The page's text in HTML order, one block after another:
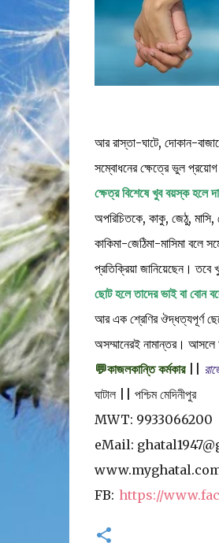
আর রাস্তা-ঘাটে, দোকান-
সম্বোধনের ক্ষেত্রে ভুল
ক্ষেত্র বিশেষে খুব বয়স্ক হলে
অপরিচিতকে, কাকু, জেঠু,
কাকিমা-জেঠিমা-মাসিমা
প্রতিক্রিয়া জানিয়েছেন।
ছোট হলে তাদের ভাই বা বোন
আর এক শ্রেণির ঔদ্ধত্যপূর্ণ
অসম্মানেরই নামান্তর। আসলে
💬কাজলকান্তি কর্মকার||
ঘাটাল || পশ্চিম মেদিনীপুর
MWT: 9933066200
eMail:
FB: https://